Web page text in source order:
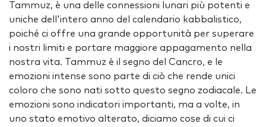
Tammuz, è una delle connessioni lunari più potenti e
uniche dell'intero anno del calendario kabbalistico,
poiché ci offre una grande opportunità per superare
i nostri limiti e portare maggiore appagamento nella
nostra vita. Tammuz è il segno del Cancro, e le
emozioni intense sono parte di ciò che rende unici
coloro che sono nati sotto questo segno zodiacale. Le
emozioni sono indicatori importanti, ma a volte, in
uno stato emotivo alterato, diciamo cose di cui ci